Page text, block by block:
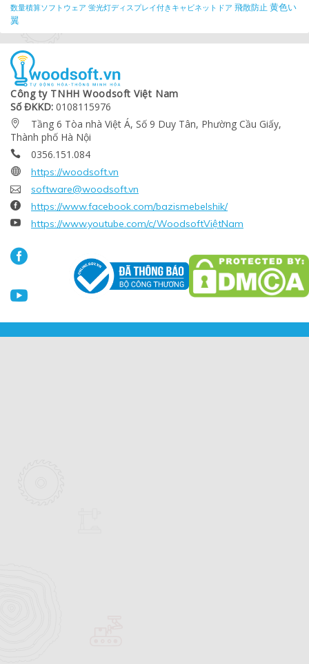
数量積算ソフトウェア 蛍光灯ディスプレイ付きキャビネットドア 飛散防止 黄色い
翼
Công ty TNHH Woodsoft Việt Nam
Số ĐKKD: 0108115976

Tầng 6 Tòa nhà Việt Á, Số 9 Duy Tân, Phường Cầu Giấy,
Thành phố Hà Nội
 0356.151.084
 https://woodsoft.vn
 software@woodsoft.vn
 https://www.facebook.com/bazismebelshik/
 https://www.youtube.com/c/WoodsoftViệtNam

